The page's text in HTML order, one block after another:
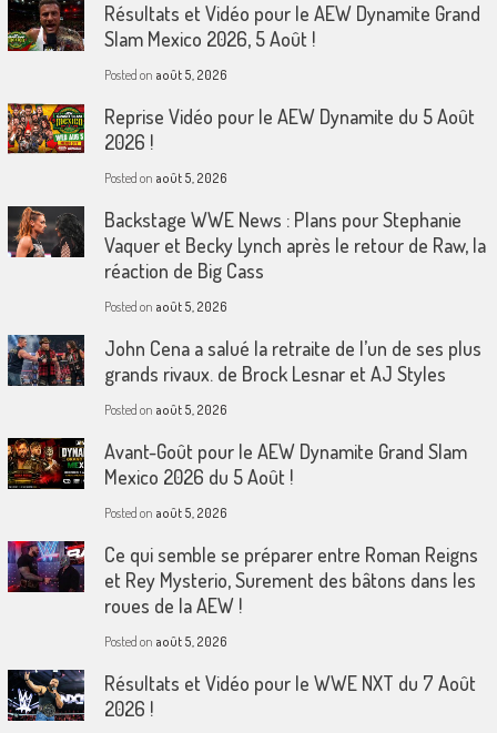
Résultats et Vidéo pour le AEW Dynamite Grand
Slam Mexico 2026, 5 Août !
Posted on août 5, 2026
Reprise Vidéo pour le AEW Dynamite du 5 Août
2026 !
Posted on août 5, 2026
Backstage WWE News : Plans pour Stephanie
Vaquer et Becky Lynch après le retour de Raw, la
réaction de Big Cass
Posted on août 5, 2026
John Cena a salué la retraite de l’un de ses plus
grands rivaux. de Brock Lesnar et AJ Styles
Posted on août 5, 2026
Avant-Goût pour le AEW Dynamite Grand Slam
Mexico 2026 du 5 Août !
Posted on août 5, 2026
Ce qui semble se préparer entre Roman Reigns
et Rey Mysterio, Surement des bâtons dans les
roues de la AEW !
Posted on août 5, 2026
Résultats et Vidéo pour le WWE NXT du 7 Août
2026 !